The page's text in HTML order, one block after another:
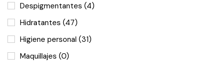
Despigmentantes (4)
Hidratantes (47)
Higiene personal (31)
Maquillajes (0)